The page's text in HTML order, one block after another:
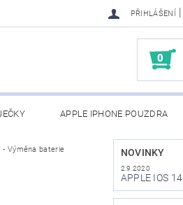
PŘIHLÁŠENÍ |
0
APPLE IPHONE POUZDRA
NAPIŠTE NÁM KONTAKTY
- Výměna baterie NOVINKY
2.9.2020
APPLE IOS 14